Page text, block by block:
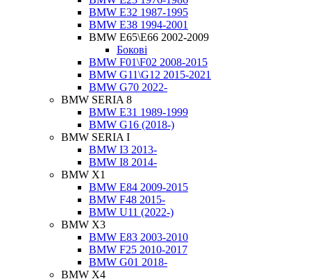
BMW E32 1987-1995
BMW E38 1994-2001
BMW E65\E66 2002-2009
Бокові
BMW F01\F02 2008-2015
BMW G11\G12 2015-2021
BMW G70 2022-
BMW SERIA 8
BMW E31 1989-1999
BMW G16 (2018-)
BMW SERIA I
BMW I3 2013-
BMW I8 2014-
BMW X1
BMW E84 2009-2015
BMW F48 2015-
BMW U11 (2022-)
BMW X3
BMW E83 2003-2010
BMW F25 2010-2017
BMW G01 2018-
BMW X4